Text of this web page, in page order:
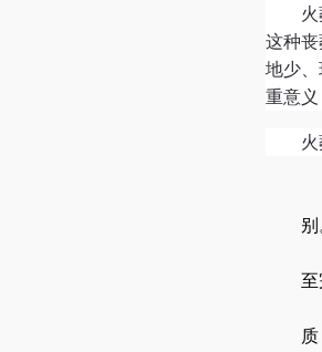
这种
地少
重意
别
至